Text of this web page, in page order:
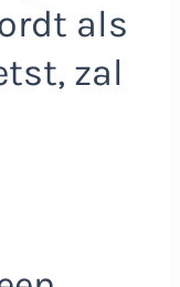
als
zal